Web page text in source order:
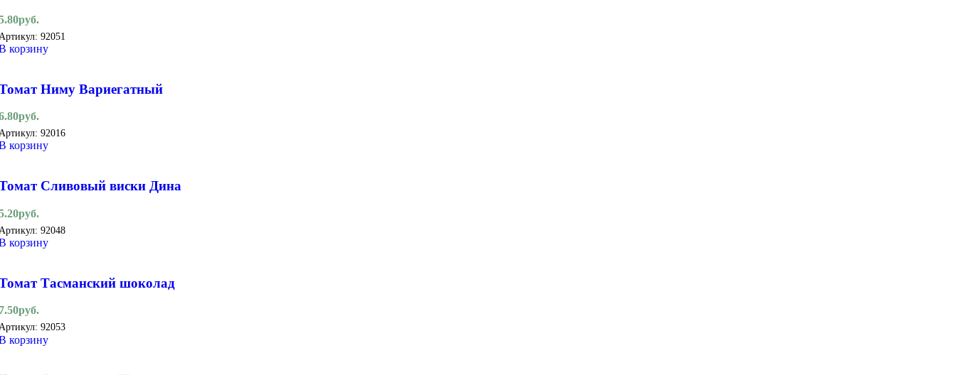
руб.
92051
корзину
Ниму Вариегатный
руб.
92016
корзину
Сливовый виски Дина
руб.
92048
корзину
Тасманский шоколад
руб.
92053
корзину